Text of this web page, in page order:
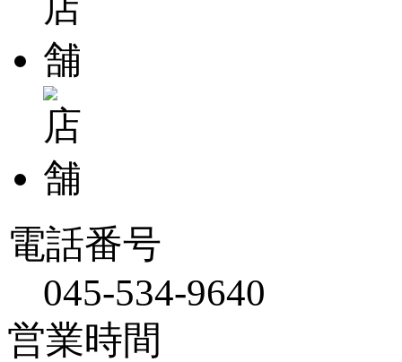
電話番号
045-534-9640
営業時間